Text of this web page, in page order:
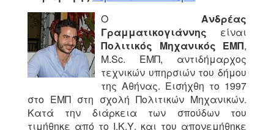
O Ανδρέας
Γραμματικογιάννης είναι
Πολιτικός Μηχανικός ΕΜΠ,
M.Sc. ΕΜΠ, αντιδήμαρχος
τεχνικών υπηρσιών του δήμου
της Αθήνας. Εισήχθη το 1997
στο ΕΜΠ στη σχολή Πολιτικών Μηχανικών.
Κατά την διάρκεια των σπούδων του
τιμήθηκε από το Ι.Κ.Υ. και του απονεμήθηκε